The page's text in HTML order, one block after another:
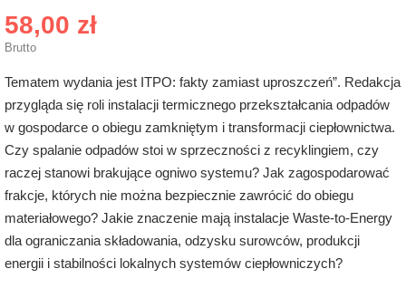
58,00 zł
Brutto
Tematem wydania jest ITPO: fakty zamiast uproszczeń”. Redakcja
przygląda się roli instalacji termicznego przekształcania odpadów
w gospodarce o obiegu zamkniętym i transformacji ciepłownictwa.
Czy spalanie odpadów stoi w sprzeczności z recyklingiem, czy
raczej stanowi brakujące ogniwo systemu? Jak zagospodarować
frakcje, których nie można bezpiecznie zawrócić do obiegu
materiałowego? Jakie znaczenie mają instalacje Waste-to-Energy
dla ograniczania składowania, odzysku surowców, produkcji
energii i stabilności lokalnych systemów ciepłowniczych?